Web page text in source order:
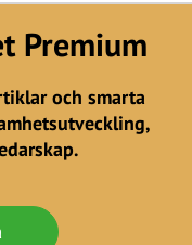
Premium
och smarta